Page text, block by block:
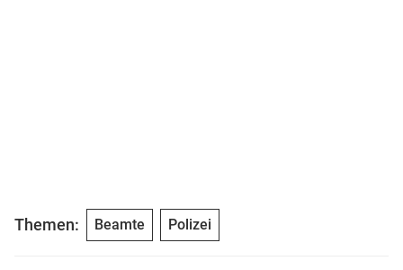
Themen: Beamte Polizei